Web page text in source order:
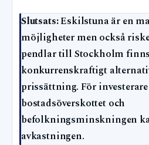
Slutsats:Eskilstuna är en
möjligheter men också
pendlar till Stockholm
konkurrenskraftigt
prissättning. För
bostadsöverskottet och
befolkningsminskningen
avkastningen.